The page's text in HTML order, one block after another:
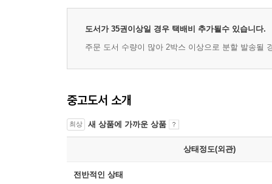
도서가 35권이상일 경우 택배비 추가될수 있습니다.
주문 도서 수량이 많아 2박스 이상으로 분할 발송될
중고도서 소개
최상 새 상품에 가까운 상품
상태정도(외관)
전반적인 상태